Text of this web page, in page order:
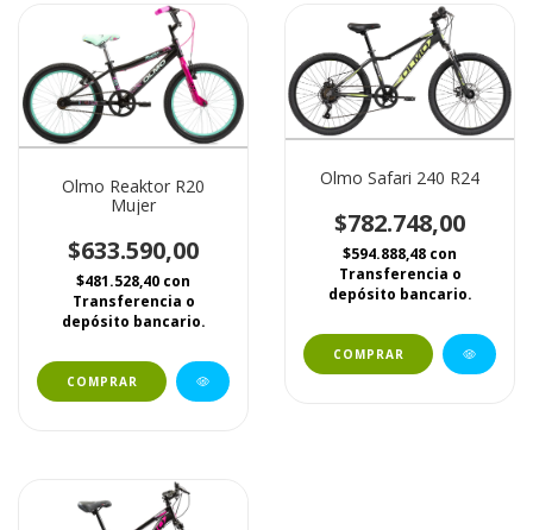
Olmo Reaktor R20
Mujer
$633.590,00
$481.528,40 con
Transferencia o
depósito bancario.
COMPRAR
Olmo Safari 240 R24
$782.748,00
$594.888,48 con
Transferencia o
depósito bancario.